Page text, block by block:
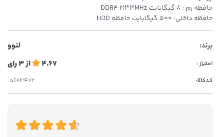
حافظه رم : 8 گیگابایت DDR4 2133MHz
حافظه داخلي: 500 گیگابایت حافظه HDD
برند: لنوو
امتیاز : 4.67 از3رای
کدکالا: